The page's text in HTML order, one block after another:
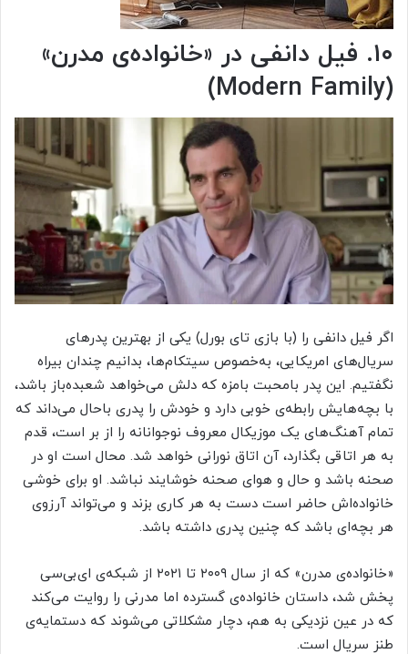
۱۰. فیل دانفی در «خانواده‌ی مدرن»
(Modern Family)
اگر فیل دانفی را (با بازی تای بورل) یکی از بهترین پدرهای
سریال‌های امریکایی، به‌خصوص سیتکام‌ها، بدانیم چندان بیراه
نگفتیم. این پدر بامحبت بامزه که دلش می‌خواهد شعبده‌باز باشد،
با بچه‌هایش رابطه‌ی خوبی دارد و خودش را پدری باحال می‌داند که
تمام آهنگ‌های یک موزیکال معروف نوجوانانه را از بر است، قدم
به هر اتاقی بگذارد، آن اتاق نورانی خواهد شد. محال است او در
صحنه باشد و حال و هوای صحنه خوشایند نباشد. او برای خوشی
خانواده‌اش حاضر است دست به هر کاری بزند و می‌تواند آرزوی
هر بچه‌ای باشد که چنین پدری داشته باشد.
«خانواده‌ی مدرن» که از سال ۲۰۰۹ تا ۲۰۲۱ از شبکه‌ی ای‌بی‌سی
پخش شد، داستان خانواده‌ی گسترده اما مدرنی را روایت می‌کند
که در عین نزدیکی به هم، دچار مشکلاتی می‌شوند که دستمایه‌ی
طنز سریال است.